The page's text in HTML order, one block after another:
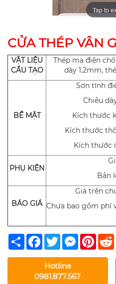
Tap to
CỬA THÉP VÂN
VẬT LIỆU
CẨU TẠO
Thép mạ điện
dày 1.2mm,
BỀ MẶT
Sơn tĩnh
Chiều
Kích thước
Kích thước
Kích thước
PHỤ KIỆN
Bản
BÁO GIÁ
Giá trên
Chưa bao gồm phí
Share Facebook
TwitterMessenger
Hotline
0981.877.567